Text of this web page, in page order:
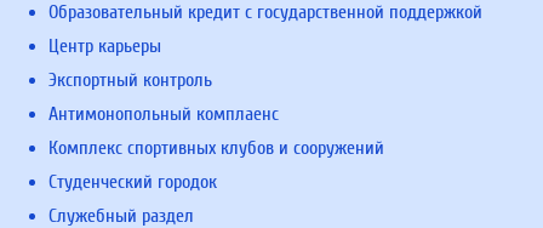
Образовательный кредит с государственной поддержкой
Центр карьеры
Экспортный контроль
Антимонопольный комплаенс
Комплекс спортивных клубов и сооружений
Студенческий городок
Служебный раздел